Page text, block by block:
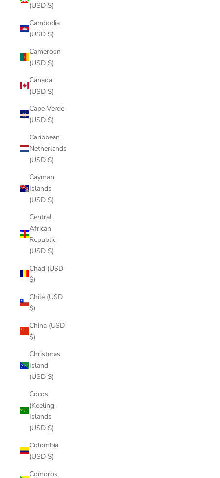
(USD $)
Cambodia
(USD $)
Cameroon
(USD $)
Canada
(USD $)
Cape Verde
(USD $)
Caribbean
Netherlands
(USD $)
Cayman
Islands
(USD $)
Central
African
Republic
(USD $)
Chad (USD
$)
Chile (USD
$)
China (USD
$)
Christmas
Island
(USD $)
Cocos
(Keeling)
Islands
(USD $)
Colombia
(USD $)
Comoros